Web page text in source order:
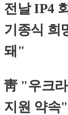
전날 IP4
기종식 희
돼"
靑 "우크
지원 약속"